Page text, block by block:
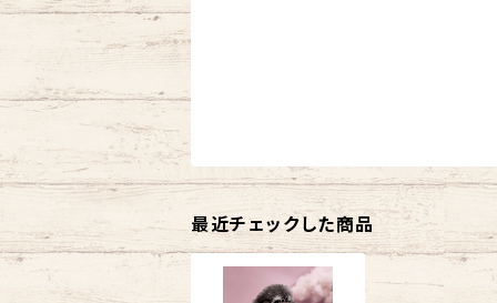
最近チェックした商品